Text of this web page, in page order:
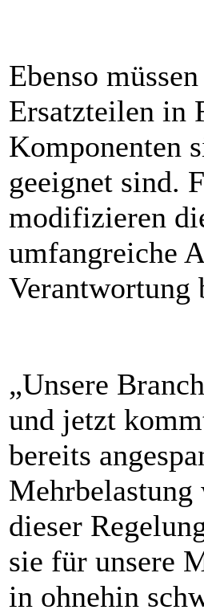
Ebenso
Ersatzteilen in
Komponenten
geeignet sind.
modifizieren
umfangreiche
Verantwortung
„Unsere
und jetzt
bereits
dieser
sie für unsere
in ohnehin